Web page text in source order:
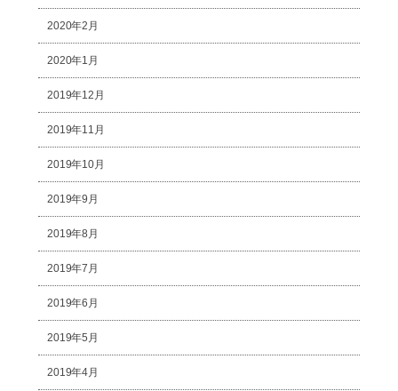
2020年2月
2020年1月
2019年12月
2019年11月
2019年10月
2019年9月
2019年8月
2019年7月
2019年6月
2019年5月
2019年4月